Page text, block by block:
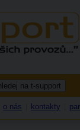
o nás kontakty